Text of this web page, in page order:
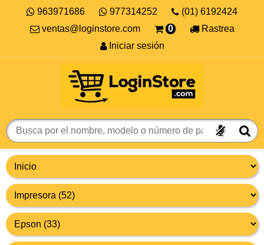
963971686 977314252
(01) 6192424
ventas@loginstore.com
0
Rastrea
Iniciar sesión